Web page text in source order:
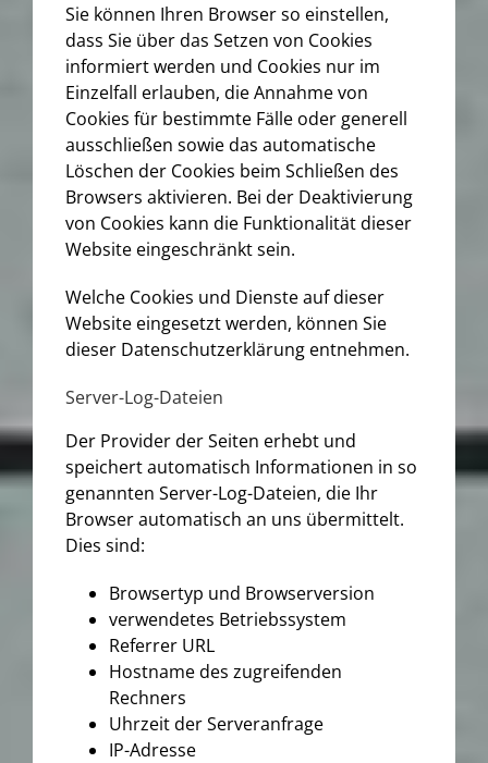
Sie können Ihren Browser so einstellen,
dass Sie über das Setzen von Cookies
informiert werden und Cookies nur im
Einzelfall erlauben, die Annahme von
Cookies für bestimmte Fälle oder generell
ausschließen sowie das automatische
Löschen der Cookies beim Schließen des
Browsers aktivieren. Bei der Deaktivierung
von Cookies kann die Funktionalität dieser
Website eingeschränkt sein.
Welche Cookies und Dienste auf dieser
Website eingesetzt werden, können Sie
dieser Datenschutzerklärung entnehmen.
Server-Log-Dateien
Der Provider der Seiten erhebt und
speichert automatisch Informationen in so
genannten Server-Log-Dateien, die Ihr
Browser automatisch an uns übermittelt.
Dies sind:
Browsertyp und Browserversion
verwendetes Betriebssystem
Referrer URL
Hostname des zugreifenden
Rechners
Uhrzeit der Serveranfrage
IP-Adresse